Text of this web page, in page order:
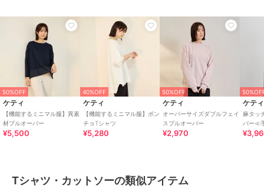
自然乾燥：日陰の吊り干しがよい。
アイロン：底面温度120℃を限度としてアイロン仕上げができる。
ドライクリーニング：石油系溶剤による弱いドライクリーニングがで
きる。
----------------------------------------------------------------
■モデル身長 165cm 着用サイズ M
※画像の商品はサンプルとなりますので実際の商品と仕様、加工、サ
イズが若干異なる場合がございます。
※お客様のモニター環境により実際のお色と多少異なる場合がござい
50%OFF
ケティ
【機能するミニマル服】異素
材プルオーバー
¥5,500
40%OFF
ケティ
【機能するミニマル服】ポン
チョTシャツ
¥5,280
50%OFF
ケティ
オーバーサイズダブルフェイ
スプルオーバー
¥2,970
ケティ
麻タッ
バー≪
Tシャツ・カットソーの類似アイテム